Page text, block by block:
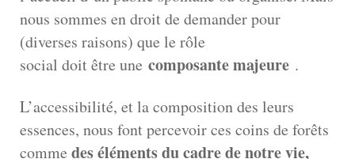
nous sommes en droit de demander pour
(diverses raisons) que le rôle
social doit être une composante majeure .
L’accessibilité, et la composition des leurs
essences, nous font percevoir ces coins de forêts
comme des éléments du cadre de notre vie,